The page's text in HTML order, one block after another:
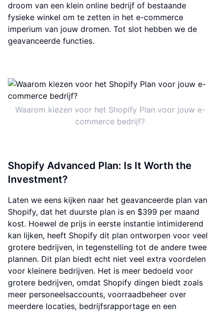
droom van een klein online bedrijf of bestaande
fysieke winkel om te zetten in het e-commerce
imperium van jouw dromen. Tot slot hebben we de
geavanceerde functies.
Waarom kiezen voor het Shopify Plan voor jouw e-
commerce bedrijf?
Shopify Advanced Plan: Is It Worth the
Investment?
Laten we eens kijken naar het geavanceerde plan van
Shopify, dat het duurste plan is en $399 per maand
kost. Hoewel de prijs in eerste instantie intimiderend
kan lijken, heeft Shopify dit plan ontworpen voor veel
grotere bedrijven, in tegenstelling tot de andere twee
plannen. Dit plan biedt echt niet veel extra voordelen
voor kleinere bedrijven. Het is meer bedoeld voor
grotere bedrijven, omdat Shopify dingen biedt zoals
meer personeelsaccounts, voorraadbeheer over
meerdere locaties, bedrijfsrapportage en een